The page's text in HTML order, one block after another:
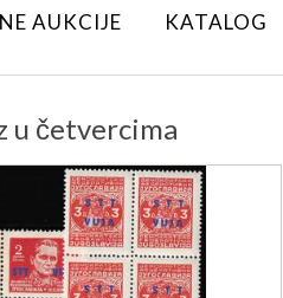
AUKCIJE KATALOG
u četvercima